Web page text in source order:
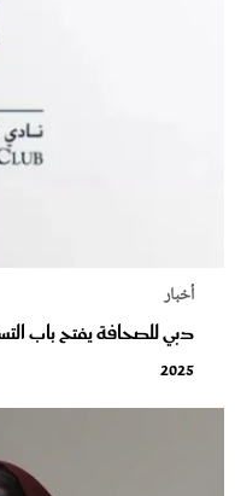
أخبار
دبي للصحافة يفتح باب
2025